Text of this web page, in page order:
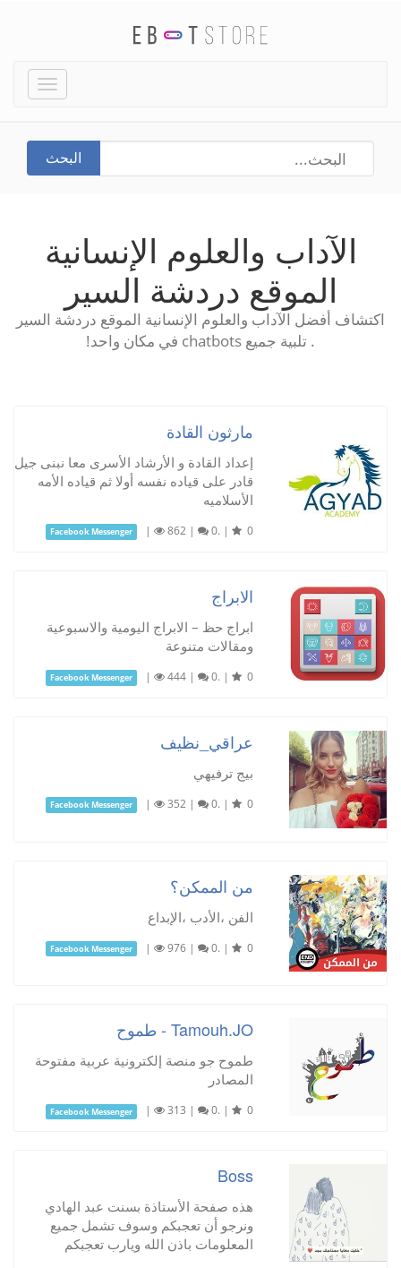
Toggle
البحث
الآداب والعلوم الإنسانية
الموقع دردشة السير
اكتشاف أفضل الآداب والعلوم الإنسانية الموقع دردشة السير
. تلبية جميع chatbots في مكان واحد!
مارثون القادة
إعداد القادة و الأرشاد الأسرى معا نبنى جيل
قادر على قياده نفسه أولا ثم قياده الأمه
الأسلاميه
Facebook Messenger | 862 | 0. | 0
الابراج
ابراج حظ – الابراج اليومية والاسبوعية
ومقالات متنوعة
Facebook Messenger | 444 | 0. | 0
عراقي_نظيف
بيج ترفيهي
Facebook Messenger | 352 | 0. | 0
من الممكن؟
الفن ،الأدب ،الإبداع
Facebook Messenger | 976 | 0. | 0
Tamouh.JO - طموح
طموح جو منصة إلكترونية عربية مفتوحة
المصادر
Facebook Messenger | 313 | 0. | 0
Boss
هذه صفحة الأستاذة بسنت عبد الهادي
ونرجو أن تعجبكم وسوف تشمل جميع
المعلومات باذن الله ويارب تعجبكم